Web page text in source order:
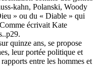
kahn, Polanski, Woody
» ou du « Diable » qui
écrivait Kate
quinze ans, se propose
leur portée politique et
entre les hommes et